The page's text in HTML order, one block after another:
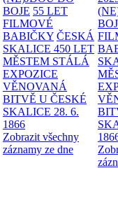
BOJE 55 LET
FILMOVÉ
BABIČKY ČESKÁ
SKALICE 450 LET
MĚSTEM STÁLÁ
EXPOZICE
VĚNOVANÁ
BITVĚ U ČESKÉ
SKALICE 28. 6.
1866
Zobrazit všechny
záznamy ze dne